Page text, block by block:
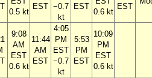
0.5 kt
EST −0.7
kt
EST
0.6 kt
EST
9:08
AM
EST
0.6 kt
11:44
AM
EST
4:05
PM
EST
−0.7
kt
5:53
PM
EST
10:09
PM
EST
0.6 kt